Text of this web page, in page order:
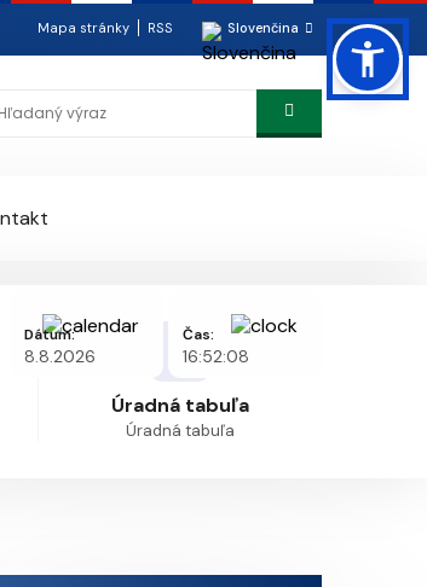
Mapa stránky RSS Slovenčina
Dátum:
8.8.2026
Čas:
16:52:08
Úradná tabuľa
Úradná tabuľa